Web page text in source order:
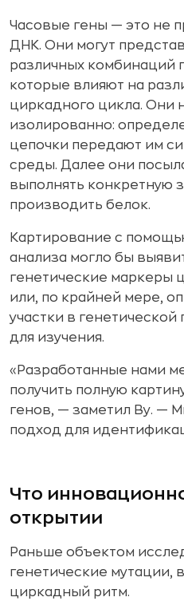
Часовые гены — это не
ДНК. Они могут
различных комбинаций
которые влияют на
циркадного цикла. Они
изолированно:
цепочки передают им
среды. Далее они
выполнять конкретную
производить белок.
Картирование с
анализа могло бы
генетические маркеры
или, по крайней мере,
участки в
для изучения.
«Разработанные нами
получить полную
генов, — заметил Ву. —
подход для
Что
открытии
Раньше объектом
генетические мутации,
циркадный ритм.